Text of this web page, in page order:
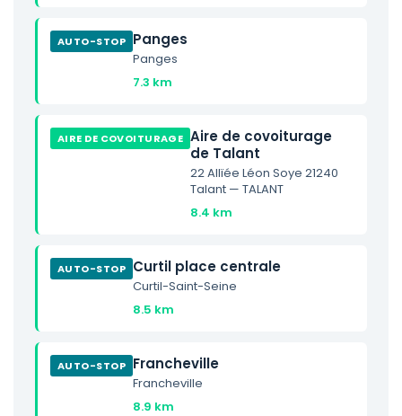
AUTO-STOP Panges
Panges
7.3 km
AIRE DE COVOITURAGE Aire de covoiturage
de Talant
22 Allïée Léon Soye 21240
Talant — TALANT
8.4 km
AUTO-STOP Curtil place centrale
Curtil-Saint-Seine
8.5 km
AUTO-STOP Francheville
Francheville
8.9 km